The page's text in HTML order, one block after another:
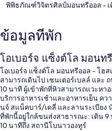
พิพิธภัณฑ์วิจิตรศิลป์มอนทรีออล -
ข้อมูลที่พัก
โอเบอร์จ แซ็งต์โล มอนท
โอเบอร์จ แซ็งต์โล มอนทรีออล - โฮ
สามารถเดินไป เซนเตอร์เบลล์ และ
10 นาที ผู้เข้าพักที่หิวสามารถแวะหา
บริการอาหารเช้าและอาหารเย็น คว
นจ์ สแน็คบาร์/เดลี่ และลานระเบียง
ที่พักนี้อยู่ใกล้ขนส่งสาธารณะ: เดิน 9
10 นาทีถึง สถานีโบนาวองทูร์